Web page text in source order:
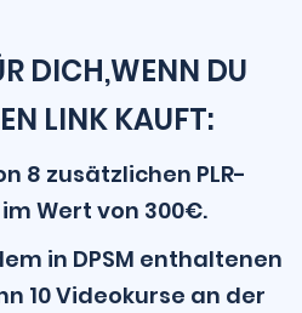
DICH,WENN DU
LINK KAUFT:
8 zusätzlichen PLR-
Wert von 300€.
in DPSM enthaltenen
10 Videokurse an der